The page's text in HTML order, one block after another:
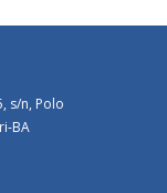
s/n, Polo
BA